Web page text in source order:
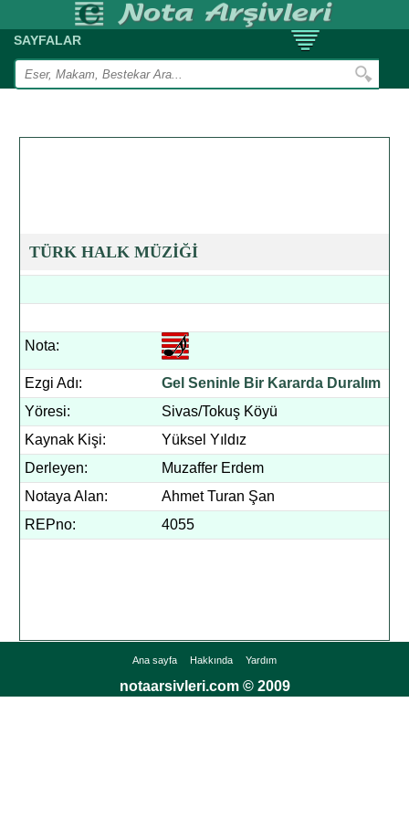
SAYFALAR
TÜRK HALK MÜZİĞİ
Nota:
Ezgi Adı:
Gel Seninle Bir Kararda Duralım
Yöresi:
Sivas/Tokuş Köyü
Kaynak Kişi:
Yüksel Yıldız
Derleyen:
Muzaffer Erdem
Notaya Alan:
Ahmet Turan Şan
REPno:
4055
Ana sayfa Hakkında Yardım
notaarsivleri.com © 2009